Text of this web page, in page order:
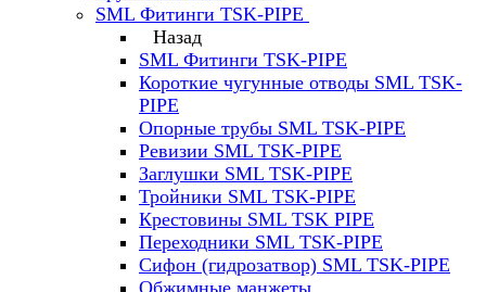
SML Фитинги TSK-PIPE
Назад
SML Фитинги TSK-PIPE
Короткие чугунные отводы SML TSK-
PIPE
Опорные трубы SML TSK-PIPE
Ревизии SML TSK-PIPE
Заглушки SML TSK-PIPE
Тройники SML TSK-PIPE
Крестовины SML TSK PIPE
Переходники SML TSK-PIPE
Сифон (гидрозатвор) SML TSK-PIPE
Обжимные манжеты